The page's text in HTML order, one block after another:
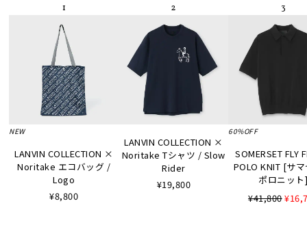
NEW
LANVIN COLLECTION ×
Noritake エコバッグ /
Logo
¥8,800
LANVIN COLLECTION ×
Noritake Tシャツ / Slow
Rider
¥19,800
60%OFF
SOMERSET FLY
POLO KNIT [サ
ポロニッ
¥41,800